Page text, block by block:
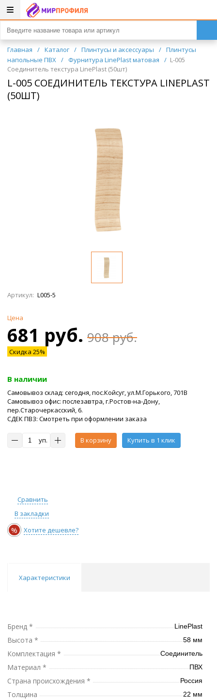
Главная / Каталог / Плинтусы и аксессуары / Плинтусы
напольные ПВХ / Фурнитура LinePlast матовая / L-005
Соединитель текстура LinePlast (50шт)
L-005 СОЕДИНИТЕЛЬ ТЕКСТУРА LINEPLAST
(50ШТ)
Артикул: L005-5
Цена
681 руб. 908 руб.
Скидка 25%
В наличии
Самовывоз склад: сегодня, пос.Койсуг, ул.М.Горького, 701В
Самовывоз офис: послезавтра, г.Ростов-на-Дону,
пер.Старочеркасский, 6.
СДЕК ПВЗ: Смотреть при оформлении заказа
уп. В корзину Купить в 1 клик
Сравнить
В закладки
% Хотите дешевле?
Характеристики
Бренд * LinePlast
Высота * 58 мм
Комплектация * Соединитель
Материал * ПВХ
Страна происхождения * Россия
Толщина 22 мм